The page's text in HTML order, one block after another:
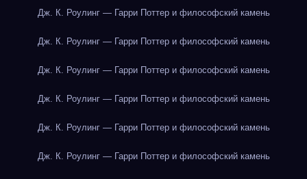
Дж. К. Роулинг — Гарри Поттер и философский камень
Дж. К. Роулинг — Гарри Поттер и философский камень
Дж. К. Роулинг — Гарри Поттер и философский камень
Дж. К. Роулинг — Гарри Поттер и философский камень
Дж. К. Роулинг — Гарри Поттер и философский камень
Дж. К. Роулинг — Гарри Поттер и философский камень